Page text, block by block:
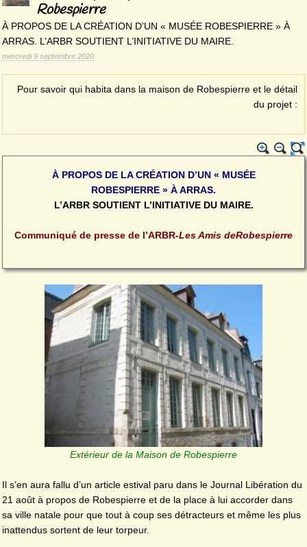
Robespierre
À PROPOS DE LA CRÉATION D’UN « MUSÉE ROBESPIERRE » À
ARRAS. L’ARBR SOUTIENT L’INITIATIVE DU MAIRE.
mercredi 9 septembre 2020
Pour savoir qui habita dans la maison de Robespierre et le détail
du projet :
À PROPOS DE LA CRÉATION D’UN « MUSÉE
ROBESPIERRE » À ARRAS.
L’ARBR SOUTIENT L’INITIATIVE DU MAIRE.
Communiqué de presse de l’ARBR-Les Amis deRobespierre
Extérieur de la Maison de Robespierre
Il s’en aura fallu d’un article estival paru dans le Journal Libération du
21 août à propos de Robespierre et de la place à lui accorder dans
sa ville natale pour que tout à coup ses détracteurs et même les plus
inattendus sortent de leur torpeur.